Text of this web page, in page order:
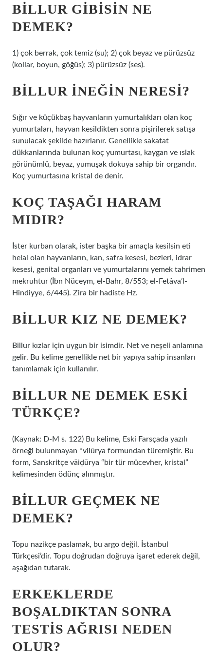
BILLUR GIBISIN NE
DEMEK?
1) çok berrak, çok temiz (su); 2) çok beyaz ve pürüzsüz
(kollar, boyun, göğüs); 3) pürüzsüz (ses).
BILLUR INEĞIN NERESI?
Sığır ve küçükbaş hayvanların yumurtalıkları olan koç
yumurtaları, hayvan kesildikten sonra pişirilerek satışa
sunulacak şekilde hazırlanır. Genellikle sakatat
dükkanlarında bulunan koç yumurtası, kaygan ve ıslak
görünümlü, beyaz, yumuşak dokuya sahip bir organdır.
Koç yumurtasına kristal de denir.
KOÇ TAŞAĞI HARAM
MIDIR?
İster kurban olarak, ister başka bir amaçla kesilsin eti
helal olan hayvanların, kan, safra kesesi, bezleri, idrar
kesesi, genital organları ve yumurtalarını yemek tahrimen
mekruhtur (İbn Nüceym, el-Bahr, 8/553; el-Fetâva’l-
Hindiyye, 6/445). Zira bir hadiste Hz.
BILLUR KIZ NE DEMEK?
Billur kızlar için uygun bir isimdir. Net ve neşeli anlamına
gelir. Bu kelime genellikle net bir yapıya sahip insanları
tanımlamak için kullanılır.
BILLUR NE DEMEK ESKI
TÜRKÇE?
(Kaynak: D-M s. 122) Bu kelime, Eski Farsçada yazılı
örneği bulunmayan *vilūrya formundan türemiştir. Bu
form, Sanskritçe vāiḍūrya “bir tür mücevher, kristal”
kelimesinden ödünç alınmıştır.
BILLUR GEÇMEK NE
DEMEK?
Topu nazikçe paslamak, bu argo değil, İstanbul
Türkçesi’dir. Topu doğrudan doğruya işaret ederek değil,
aşağıdan tutarak.
ERKEKLERDE
BOŞALDIKTAN SONRA
TESTIS AĞRISI NEDEN
OLUR?